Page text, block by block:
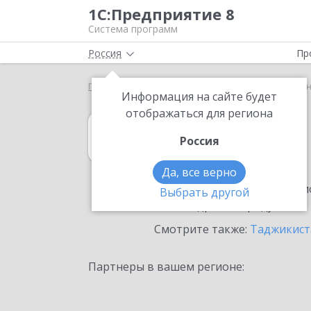
1С:Предприятие 8
Система программ
Россия
Информация на сайте будет
отображаться для региона
Россия
Да, все верно
Выбрать другой
Главная
1С:Розница
в Душанбе
Ознакомьтесь с
Смотрите также:
Партнеры в вашем регионе: